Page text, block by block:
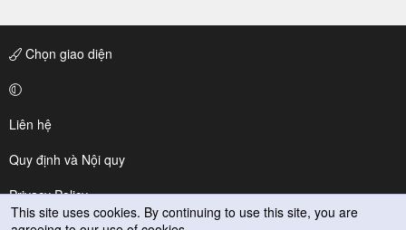
Chọn giao diện
Liên hệ
Quy định và Nội quy
Privacy Policy
This site uses cookies. By continuing to use this site, you are